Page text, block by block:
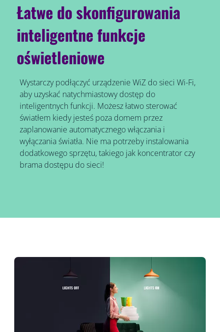
Łatwe do skonfigurowania
inteligentne funkcje
oświetleniowe
Wystarczy podłączyć urządzenie WiZ do sieci Wi-Fi,
aby uzyskać natychmiastowy dostęp do
inteligentnych funkcji. Możesz łatwo sterować
światłem kiedy jesteś poza domem przez
zaplanowanie automatycznego włączania i
wyłączania światła. Nie ma potrzeby instalowania
dodatkowego sprzętu, takiego jak koncentrator czy
brama dostępu do sieci!